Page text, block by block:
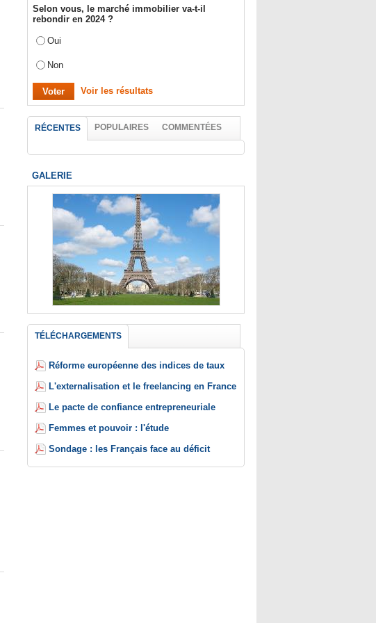
Selon vous, le marché immobilier va-t-il
rebondir en 2024 ?
Oui
Non
Voir les résultats
RÉCENTES POPULAIRES COMMENTÉES
GALERIE
TÉLÉCHARGEMENTS
Réforme européenne des indices de taux
L'externalisation et le freelancing en France
Le pacte de confiance entrepreneuriale
Femmes et pouvoir : l'étude
Sondage : les Français face au déficit